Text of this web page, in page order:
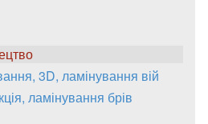
3D, ламінування вій
ламінування брів